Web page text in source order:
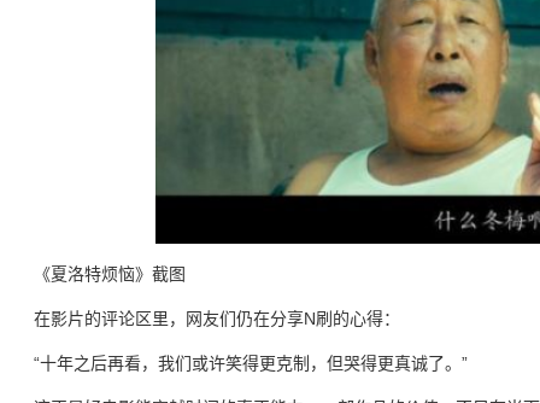
《夏洛特烦恼》截图
在影片的评论区里，网友们仍在分享N刷的心得：
“十年之后再看，我们或许笑得更克制，但哭得更真诚了。”